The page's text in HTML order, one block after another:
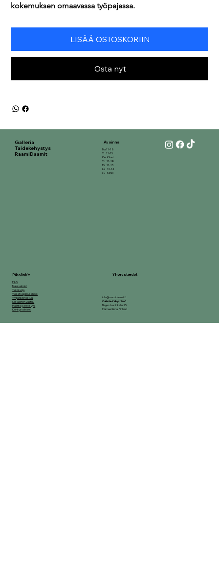
kokemuksen omaavassa työpajassa.
LISÄÄ OSTOSKORIIN
Osta nyt
Galleria
Taidekehystys
RaamiDaamit
FAQ
Maksuehdot
Tietosuoja
Yleiset sopimusehdot
Ymparistovastuu
Sosiaalinen vastuu
Hallinto ja eettisyys
Kehityskohteet
Pikalinkit Yhteystiedot
info@raamidaamit.fi
Galleria-Kehystämö
Birger Jaarlinkatu 25
Hämeenlinna, Finland
Ma 11-18
Ti 11-15
Ke Kiinni
To 11-18
Pe 11-15
La 10-14
su Kiinni
Avoinna